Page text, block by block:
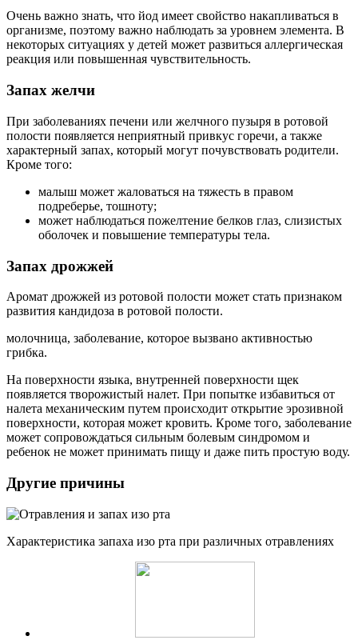
Очень важно знать, что йод имеет свойство накапливаться в
организме, поэтому важно наблюдать за уровнем элемента. В
некоторых ситуациях у детей может развиться аллергическая
реакция или повышенная чувствительность.
Запах желчи
При заболеваниях печени или желчного пузыря в ротовой
полости появляется неприятный привкус горечи, а также
характерный запах, который могут почувствовать родители.
Кроме того:
малыш может жаловаться на тяжесть в правом
подреберье, тошноту;
может наблюдаться пожелтение белков глаз, слизистых
оболочек и повышение температуры тела.
Запах дрожжей
Аромат дрожжей из ротовой полости может стать признаком
развития кандидоза в ротовой полости.
молочница, заболевание, которое вызвано активностью
грибка.
На поверхности языка, внутренней поверхности щек
появляется творожистый налет. При попытке избавиться от
налета механическим путем происходит открытие эрозивной
поверхности, которая может кровить. Кроме того, заболевание
может сопровождаться сильным болевым синдромом и
ребенок не может принимать пищу и даже пить простую воду.
Другие причины
Характеристика запаха изо рта при различных отравлениях